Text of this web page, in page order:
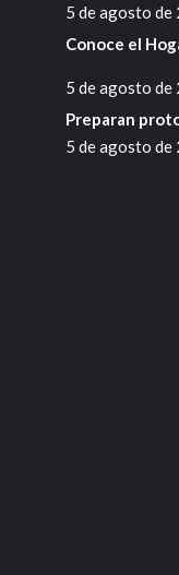
5 de agosto de
Conoce el
5 de agosto de
Preparan
5 de agosto de